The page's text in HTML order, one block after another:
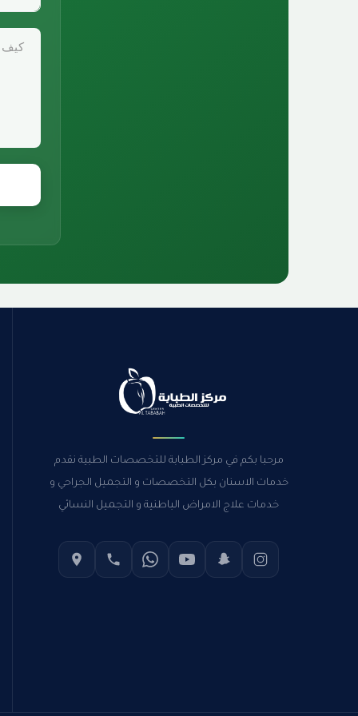
مرحبا بكم في مركز الطبابة للتخصصات الطبية نقدم
خدمات الاسنان بكل التخصصات و التجميل الجراحي و
خدمات علاج الامراض الباطنية و التجميل النسائي